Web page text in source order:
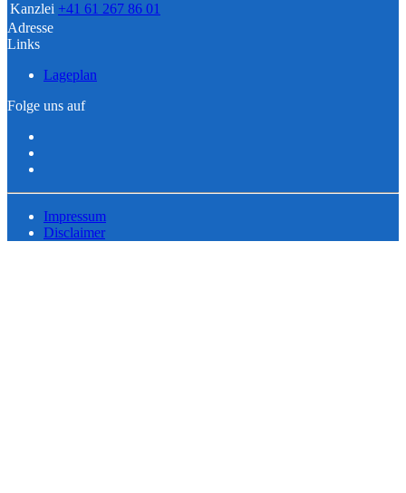
Kanzlei +41 61 267 86 01
Adresse
Links
Lageplan
Folge uns auf
Impressum
Disclaimer